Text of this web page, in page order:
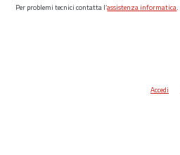
Per problemi tecnici contatta l’assistenza informatica.
Accedi